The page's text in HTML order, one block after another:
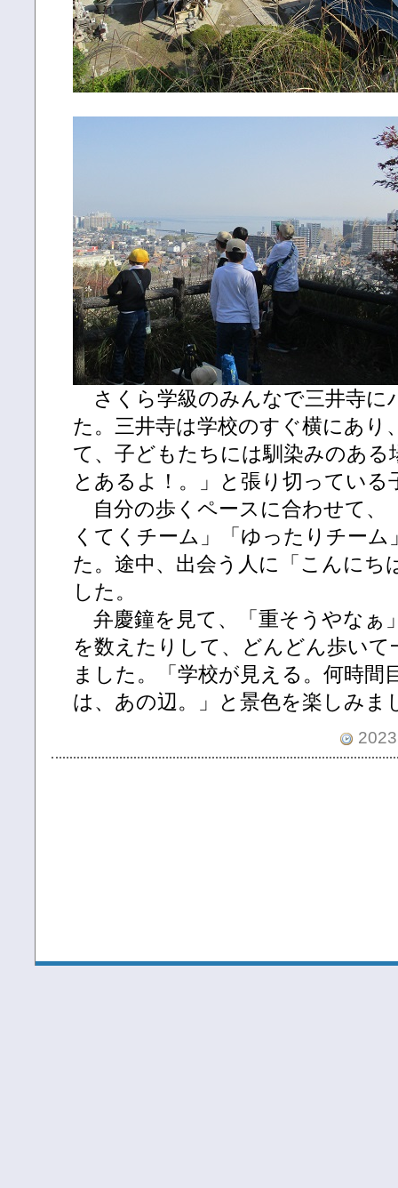
さくら学級のみんなで三井寺に
た。三井寺は学校のすぐ横にあり
て、子どもたちには馴染みのある
とあるよ！。」と張り切ってい
自分の歩くペースに合わせて、
くてくチーム」「ゆったりチー
た。途中、出会う人に「こんにち
した。
弁慶鐘を見て、「重そうやなぁ
を数えたりして、どんどん歩いて
ました。「学校が見える。何時間
は、あの辺。」と景色を楽しみま